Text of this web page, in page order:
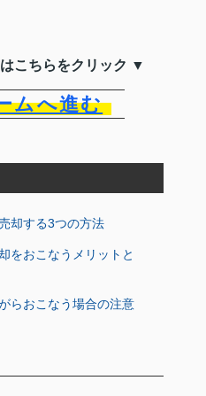
こちらをクリック ▼
ムへ進む
却する3つの方法
をおこなうメリットと
らおこなう場合の注意